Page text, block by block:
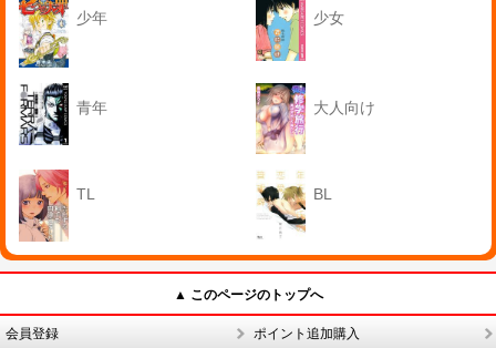
少年 少女
青年 大人向け
TL BL
▲ このページのトップへ
会員登録 ポイント追加購入